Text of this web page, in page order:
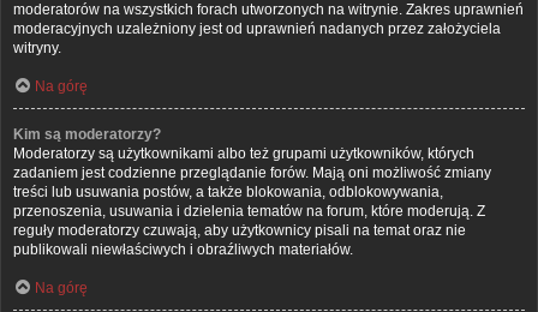
moderatorów na wszystkich forach utworzonych na witrynie. Zakres uprawnień
moderacyjnych uzależniony jest od uprawnień nadanych przez założyciela
witryny.
Na górę
Kim są moderatorzy?
Moderatorzy są użytkownikami albo też grupami użytkowników, których
zadaniem jest codzienne przeglądanie forów. Mają oni możliwość zmiany
treści lub usuwania postów, a także blokowania, odblokowywania,
przenoszenia, usuwania i dzielenia tematów na forum, które moderują. Z
reguły moderatorzy czuwają, aby użytkownicy pisali na temat oraz nie
publikowali niewłaściwych i obraźliwych materiałów.
Na górę